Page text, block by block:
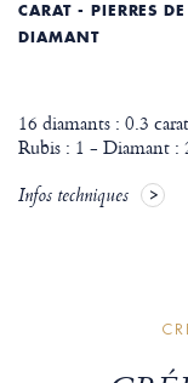
CARAT - PIERRES
DIAMANT
16 diamants : 0.3
Rubis : 1 - Diamant
Infos techniques